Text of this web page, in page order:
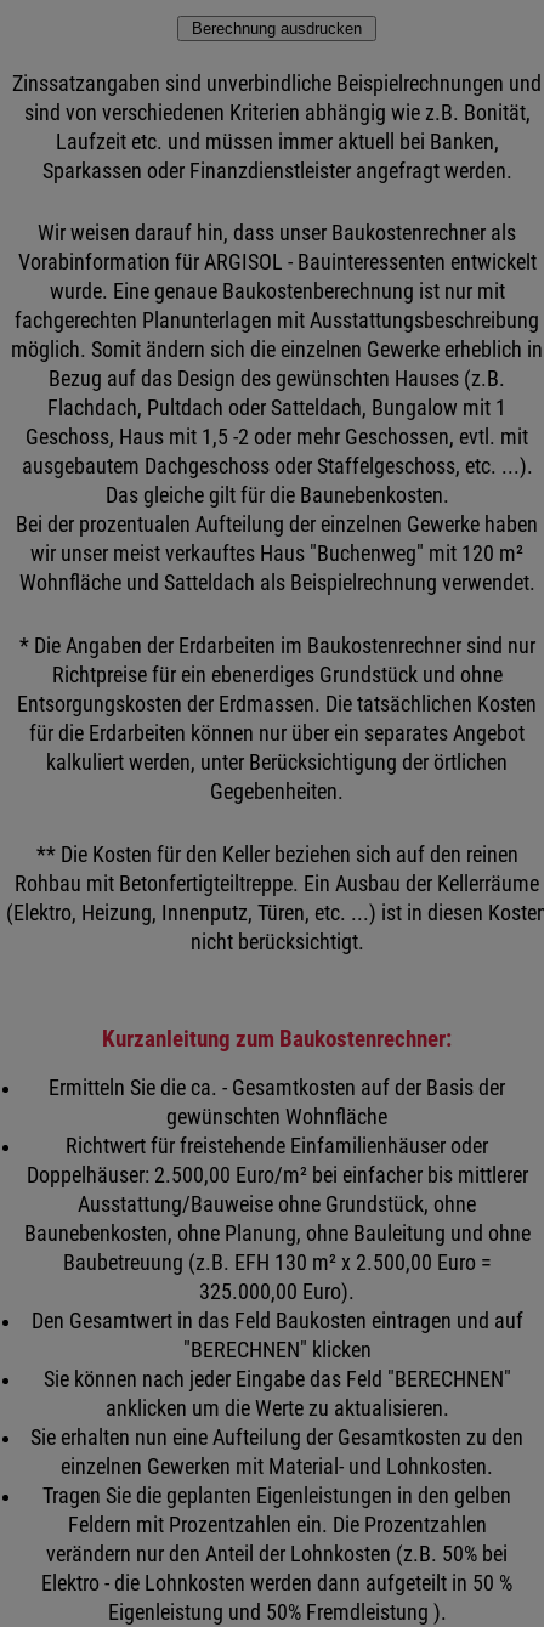
Zinssatzangaben sind unverbindliche Beispielrechnungen und
sind von verschiedenen Kriterien abhängig wie z.B. Bonität,
Laufzeit etc. und müssen immer aktuell bei Banken,
Sparkassen oder Finanzdienstleister angefragt werden.
Wir weisen darauf hin, dass unser Baukostenrechner als
Vorabinformation für ARGISOL - Bauinteressenten entwickelt
wurde. Eine genaue Baukostenberechnung ist nur mit
fachgerechten Planunterlagen mit Ausstattungsbeschreibung
möglich. Somit ändern sich die einzelnen Gewerke erheblich in
Bezug auf das Design des gewünschten Hauses (z.B.
Flachdach, Pultdach oder Satteldach, Bungalow mit 1
Geschoss, Haus mit 1,5 -2 oder mehr Geschossen, evtl. mit
ausgebautem Dachgeschoss oder Staffelgeschoss, etc. ...).
Das gleiche gilt für die Baunebenkosten.
Bei der prozentualen Aufteilung der einzelnen Gewerke haben
wir unser meist verkauftes Haus "Buchenweg" mit 120 m²
Wohnfläche und Satteldach als Beispielrechnung verwendet.
* Die Angaben der Erdarbeiten im Baukostenrechner sind nur
Richtpreise für ein ebenerdiges Grundstück und ohne
Entsorgungskosten der Erdmassen. Die tatsächlichen Kosten
für die Erdarbeiten können nur über ein separates Angebot
kalkuliert werden, unter Berücksichtigung der örtlichen
Gegebenheiten.
** Die Kosten für den Keller beziehen sich auf den reinen
Rohbau mit Betonfertigteiltreppe. Ein Ausbau der Kellerräume
(Elektro, Heizung, Innenputz, Türen, etc. ...) ist in diesen
nicht berücksichtigt.
Kurzanleitung zum Baukostenrechner:
Ermitteln Sie die ca. - Gesamtkosten auf der Basis der
gewünschten Wohnfläche
Richtwert für freistehende Einfamilienhäuser oder
Doppelhäuser: 2.500,00 Euro/m² bei einfacher bis mittlerer
Ausstattung/Bauweise ohne Grundstück, ohne
Baunebenkosten, ohne Planung, ohne Bauleitung und ohne
Baubetreuung (z.B. EFH 130 m² x 2.500,00 Euro =
325.000,00 Euro).
Den Gesamtwert in das Feld Baukosten eintragen und auf
"BERECHNEN" klicken
Sie können nach jeder Eingabe das Feld "BERECHNEN"
anklicken um die Werte zu aktualisieren.
Sie erhalten nun eine Aufteilung der Gesamtkosten zu den
einzelnen Gewerken mit Material- und Lohnkosten.
Tragen Sie die geplanten Eigenleistungen in den gelben
Feldern mit Prozentzahlen ein. Die Prozentzahlen
verändern nur den Anteil der Lohnkosten (z.B. 50% bei
Elektro - die Lohnkosten werden dann aufgeteilt in 50 %
Eigenleistung und 50% Fremdleistung ).